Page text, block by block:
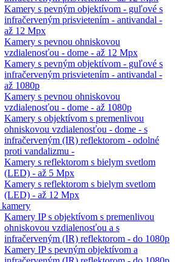
Kamery s pevným objektívom - guľové s
infračerveným prisvietením - antivandal -
až 12 Mpx
Kamery s pevnou ohniskovou
vzdialenosťou - dome - až 12 Mpx
Kamery s pevným objektívom - guľové s
infračerveným prisvietením - antivandal -
až 1080p
Kamery s pevnou ohniskovou
vzdialenosťou - dome - až 1080p
Kamery s objektívom s premenlivou
ohniskovou vzdialenosťou - dome - s
infračerveným (IR) reflektorom - odolné
proti vandalizmu -
Kamery s reflektorom s bielym svetlom
(LED) - až 5 Mpx
Kamery s reflektorom s bielym svetlom
(LED) - až 12 Mpx
kamery
Kamery IP s objektívom s premenlivou
ohniskovou vzdialenosťou a s
infračerveným (IR) reflektorom - do 1080p
Kamery IP s pevným objektívom a